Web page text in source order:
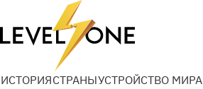
ИСТОРИЯСТРАНЫУСТРОЙСТВО МИРА
Добро Mail.ru